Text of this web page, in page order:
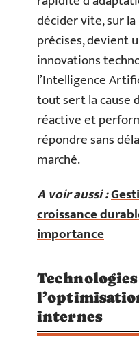
décider vite, sur la
précises, devient
innovations
l’Intelligence
tout sert la cause
réactive et
répondre sans
marché.
A voir aussi :
croissance
importance
internes